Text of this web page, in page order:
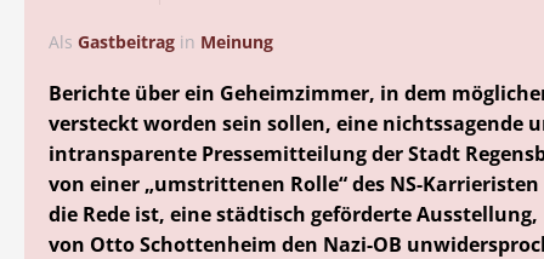
Als Gastbeitrag in Meinung
Berichte über ein Geheimzimmer, in dem
versteckt worden sein sollen, eine nichtssagende
intransparente Pressemitteilung der Stadt
von einer „umstrittenen Rolle“ des NS-
die Rede ist, eine städtisch geförderte
von Otto Schottenheim den Nazi-OB